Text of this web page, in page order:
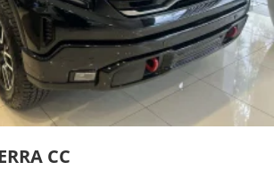
CC